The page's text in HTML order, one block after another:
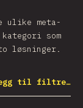
ulike meta-
som
løsninger.
til filtre…